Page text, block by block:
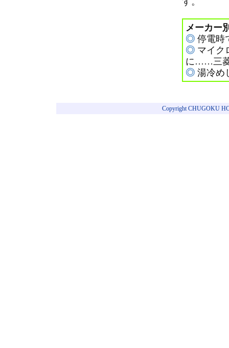
メーカー
◎ 停電時
◎ マイク
に……三
◎ 湯冷め
Copyright CHUGOKU